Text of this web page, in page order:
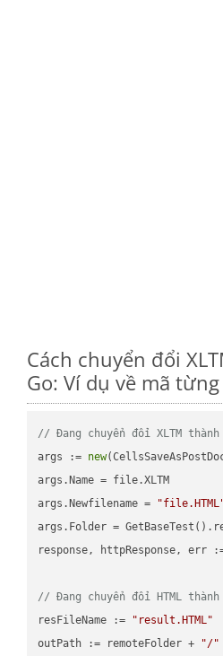
Cách chuyển đổi
Go: Ví dụ về mã
// Đang chuyển đổi XLTM thành
args := new
args.Name = file.XLTM
args.Newfilename =
args.Folder =
response, httpResponse, err :=
// Đang chuyển đổi HTML thành
resFileName :=
"result.HTML"
outPath := remoteFolder +
"/"